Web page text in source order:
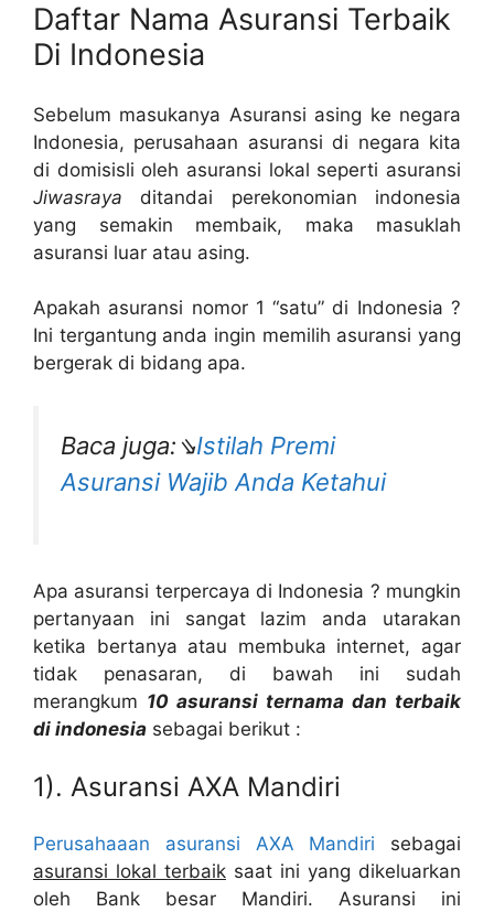
Daftar Nama Asuransi Terbaik
Di Indonesia
Sebelum masukanya Asuransi asing ke negara
Indonesia, perusahaan asuransi di negara kita
di domisisli oleh asuransi lokal seperti asuransi
Jiwasraya ditandai perekonomian indonesia
yang semakin membaik, maka masuklah
asuransi luar atau asing.
Apakah asuransi nomor 1 “satu” di Indonesia ?
Ini tergantung anda ingin memilih asuransi yang
bergerak di bidang apa.
Baca juga:⇘Istilah Premi
Asuransi Wajib Anda Ketahui
Apa asuransi terpercaya di Indonesia ? mungkin
pertanyaan ini sangat lazim anda utarakan
ketika bertanya atau membuka internet, agar
tidak penasaran, di bawah ini sudah
merangkum 10 asuransi ternama dan terbaik
di indonesia sebagai berikut :
1). Asuransi AXA Mandiri
Perusahaaan asuransi AXA Mandiri sebagai
asuransi lokal terbaik saat ini yang dikeluarkan
oleh Bank besar Mandiri. Asuransi ini